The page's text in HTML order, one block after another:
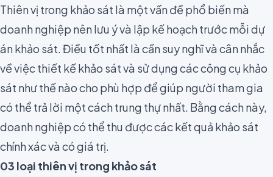
Thiên vị trong khảo sát là một vấn đề phổ biến mà
doanh nghiệp nên lưu ý và lập kế hoạch trước mỗi dự
án khảo sát. Điều tốt nhất là cần suy nghĩ và cân nhắc
về việc thiết kế khảo sát và sử dụng các công cụ khảo
sát như thế nào cho phù hợp để giúp người tham gia
có thể trả lời một cách trung thự nhất. Bằng cách này,
doanh nghiệp có thể thu được các kết quả khảo sát
chính xác và có giá trị.
03 loại thiên vị trong khảo sát